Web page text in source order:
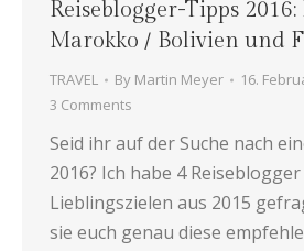
Reiseblogger-Tipps
Marokko / Bolivien und
TRAVEL By Martin Meyer
16.
3 Comments
Seid ihr auf der Suche nach
2016? Ich habe 4
Lieblingszielen aus 2015
sie euch genau diese